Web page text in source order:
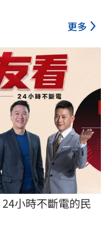
更多
小時不斷電的民